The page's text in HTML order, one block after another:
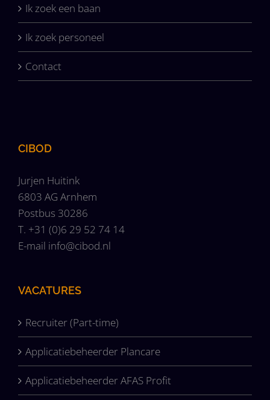
Ik zoek een baan
Ik zoek personeel
Contact
CIBOD
Jurjen Huitink
6803 AG Arnhem
Postbus 30286
T. +31 (0)6 29 52 74 14
E-mail info@cibod.nl
VACATURES
Recruiter (Part-time)
Applicatiebeheerder Plancare
Applicatiebeheerder AFAS Profit